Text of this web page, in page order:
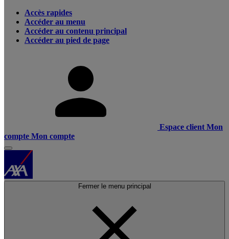
Accès rapides
Accéder au menu
Accéder au contenu principal
Accéder au pied de page
Espace client Mon
compte Mon compte
Fermer le menu principal